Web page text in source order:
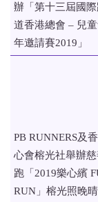
辦「第十三屆國
道香港總會 – 兒
年邀請賽2019」
PB RUNNERS及
心會榕光社舉辦慈
跑「2019樂心繽
RUN」榕光照晚